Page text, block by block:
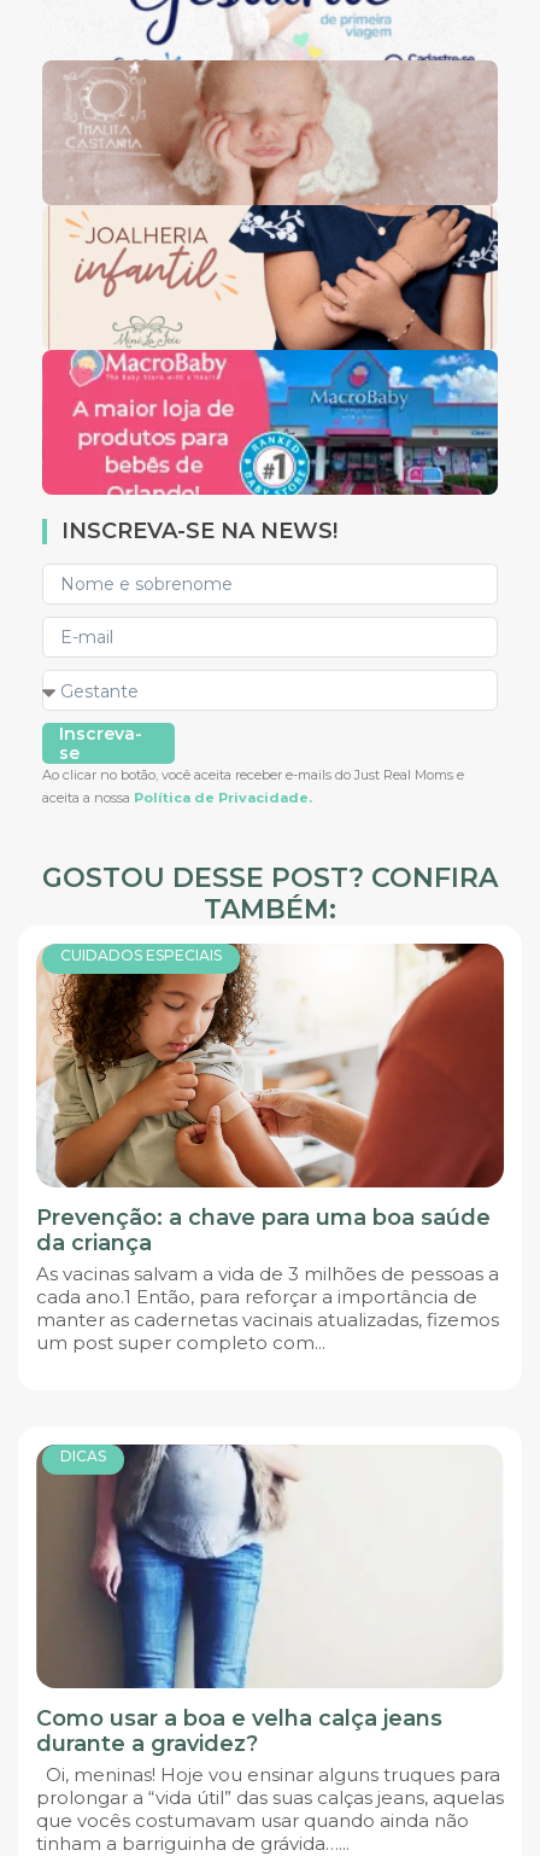
INSCREVA-SE NA NEWS!
Inscreva-
se
Ao clicar no botão, você aceita receber e-mails do Just Real Moms e
aceita a nossa Política de Privacidade.
GOSTOU DESSE POST? CONFIRA
TAMBÉM:
CUIDADOS ESPECIAIS
Prevenção: a chave para uma boa saúde
da criança
As vacinas salvam a vida de 3 milhões de pessoas a
cada ano.1 Então, para reforçar a importância de
manter as cadernetas vacinais atualizadas, fizemos
um post super completo com...
DICAS
Como usar a boa e velha calça jeans
durante a gravidez?
Oi, meninas! Hoje vou ensinar alguns truques para
prolongar a “vida útil” das suas calças jeans, aquelas
que vocês costumavam usar quando ainda não
tinham a barriguinha de grávida…...